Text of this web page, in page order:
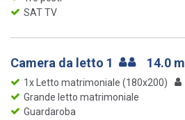
SAT TV
Camera da letto 1 14.0 m
1x Letto matrimoniale (180x200)
Grande letto matrimoniale
Guardaroba